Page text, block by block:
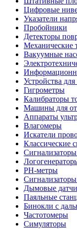
Цифровые
Указатели
Пробойники
Детекторы
Механические
Вакуумные
Устройства
Гигрометры
Калибраторы
Машины для
Аппараты
Влагомеры
Искатели
Классические
Сигнализаторы
PH-метры
Сигнализаторы
Дымовые
Паяльные
Бинокли с
Частотомеры
Симуляторы